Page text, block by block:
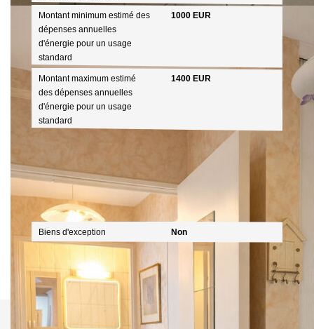
Montant minimum estimé des
dépenses annuelles
d'énergie pour un usage
standard
1000 EUR
Montant maximum estimé
des dépenses annuelles
d'énergie pour un usage
standard
1400 EUR
Publicité
Biens d'exception Non